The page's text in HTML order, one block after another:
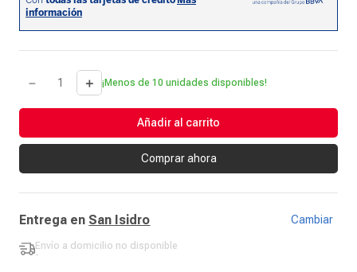
＋
－ ¡Menos de 10 unidades disponibles!
Añadir al carrito
Comprar ahora
Entrega en San Isidro Cambiar
Envío a domicilio no disponible
-